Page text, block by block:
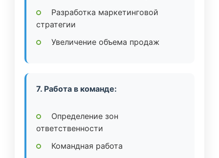
Разработка маркетинговой
стратегии
Увеличение объема продаж
7. Работа в команде:
Определение зон
ответственности
Командная работа